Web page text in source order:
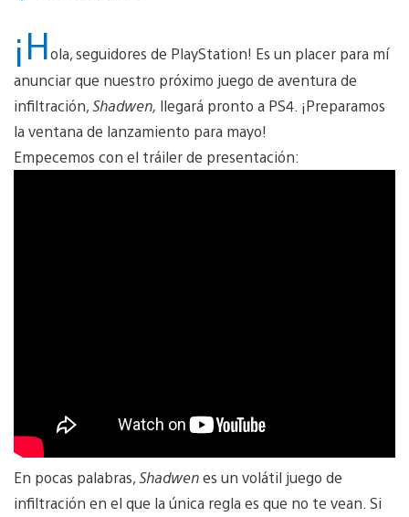
¡Hola, seguidores de PlayStation! Es un placer para mí
anunciar que nuestro próximo juego de aventura de
infiltración,Shadwen, llegará pronto a PS4. ¡Preparamos
la ventana de lanzamiento para mayo!
Empecemos con el tráiler de presentación:
En pocas palabras,Shadwenes un volátil juego de
infiltración en el que la única regla es que no te vean. Si